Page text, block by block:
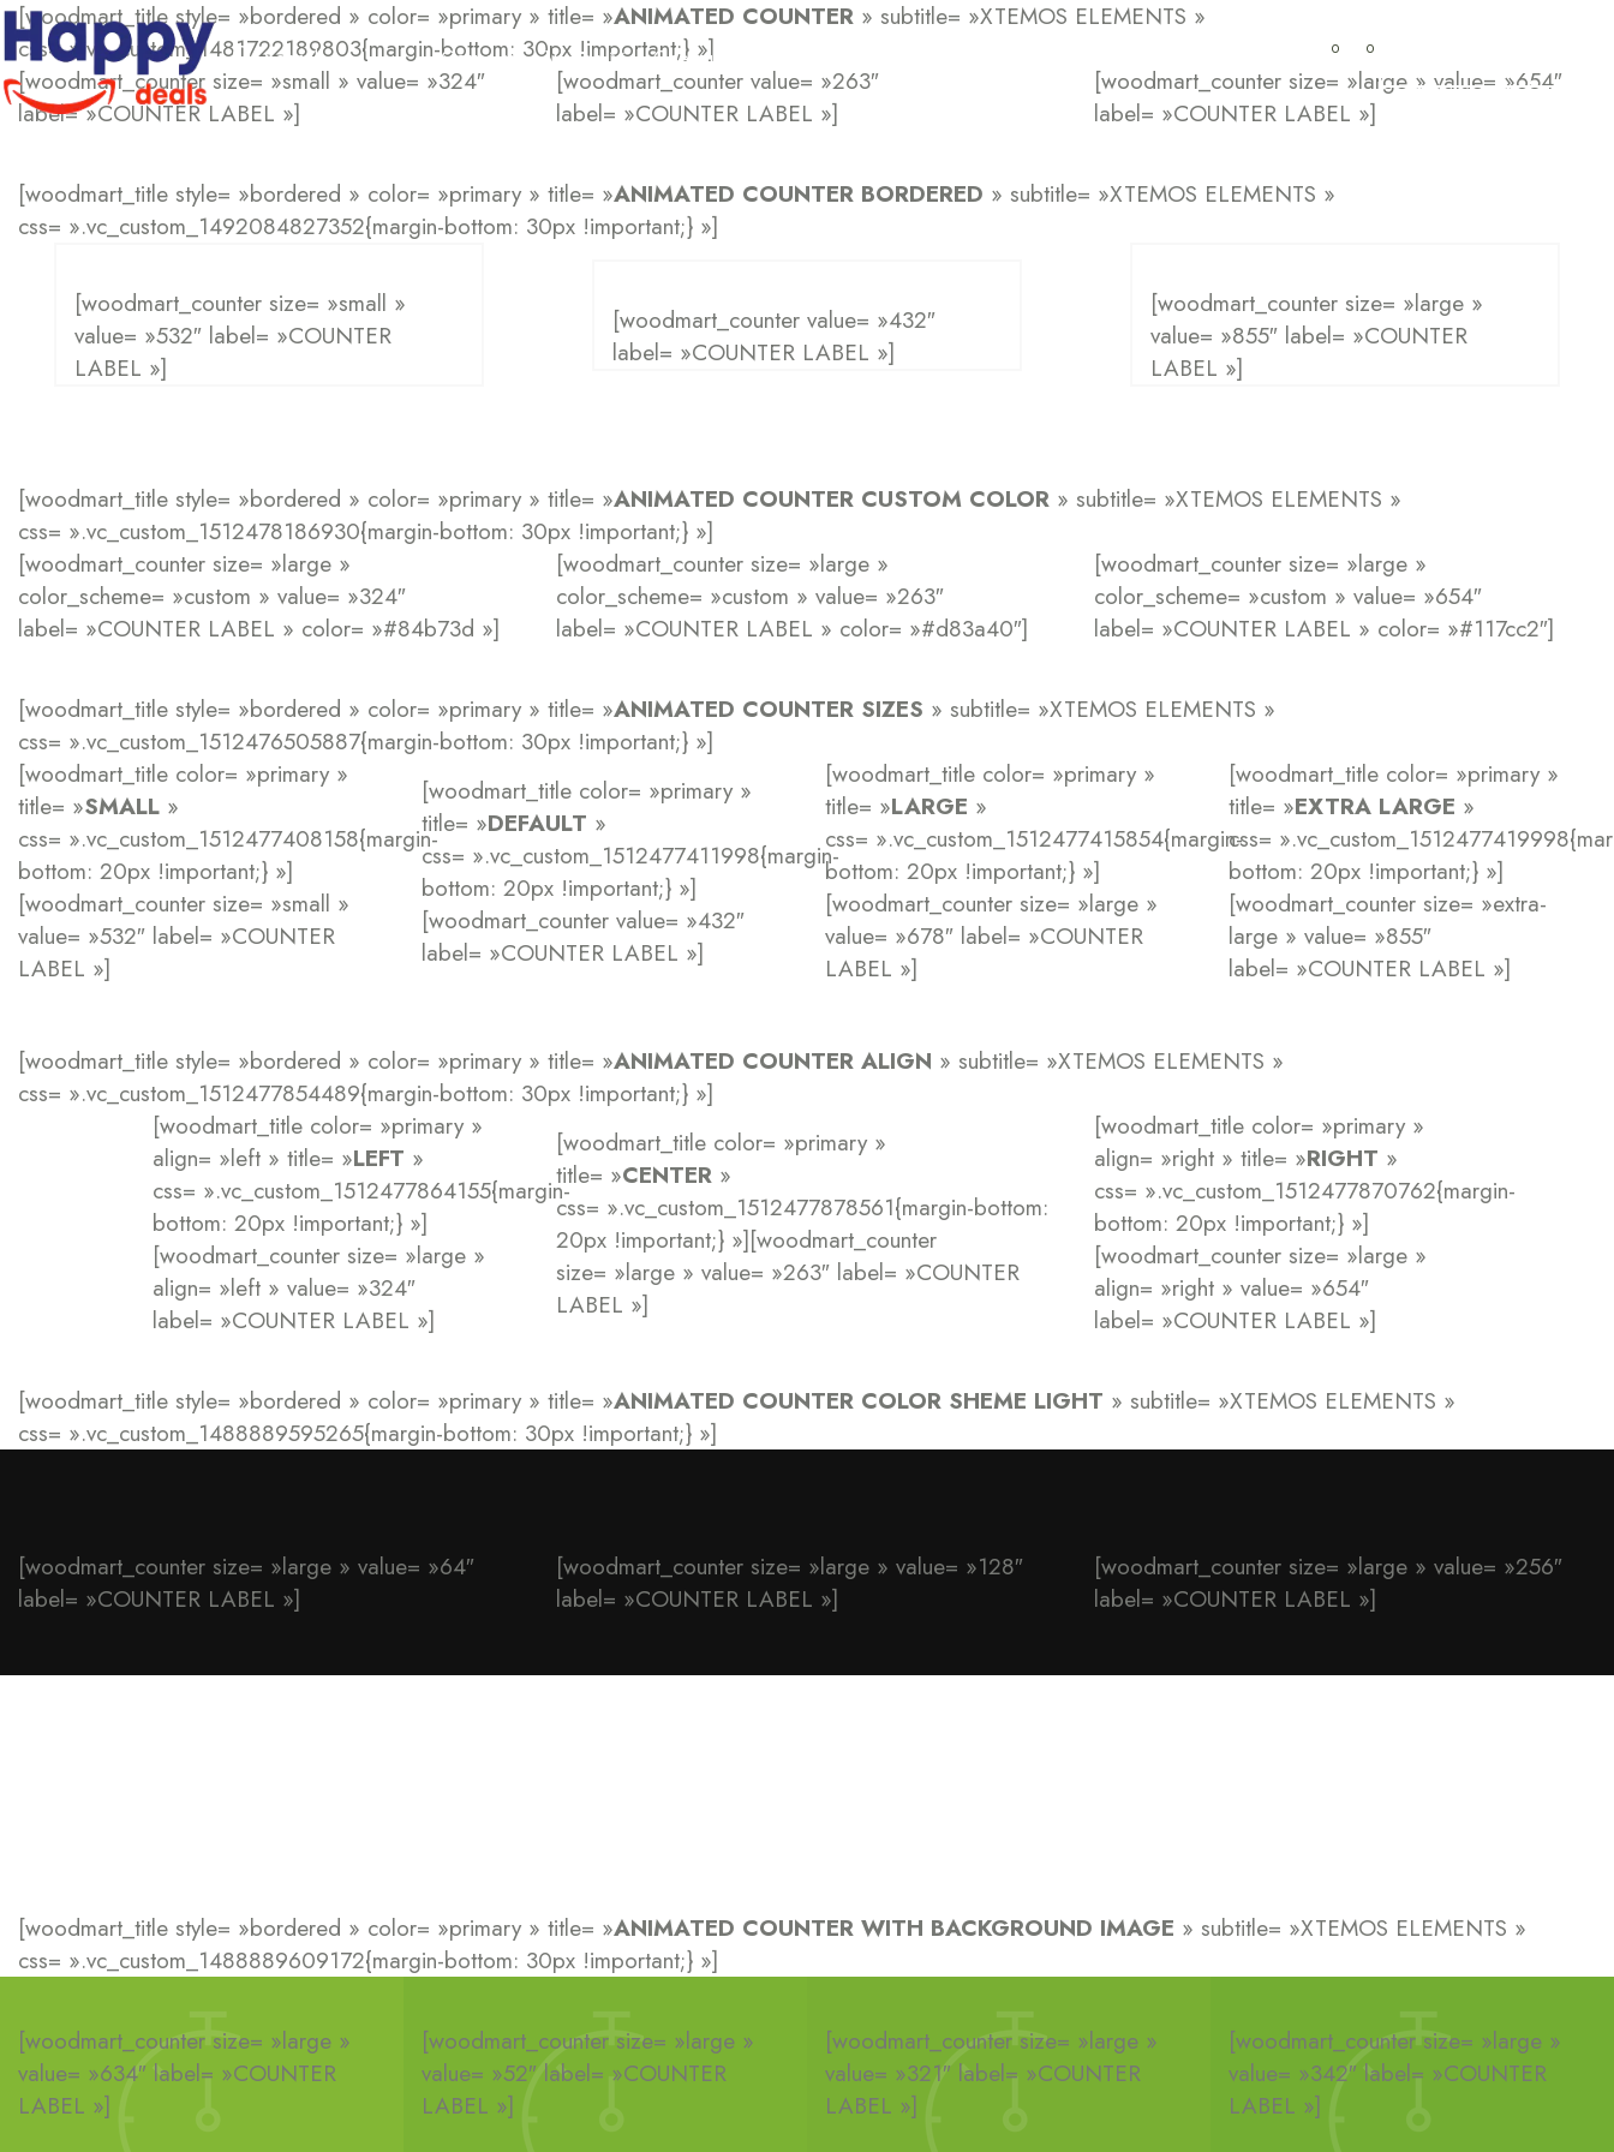
Search Corps Visage Cheveux 0 0
[woodmart_title style= »bordered » color= »primary » title= »ANIMATED COUNTER » subtitle= »XTEMOS ELEMENTS »
css= ».vc_custom_1481722189803{margin-bottom: 30px !important;} »]
[woodmart_counter size= »small » value= »324″
label= »COUNTER LABEL »]
[woodmart_counter value= »263″
label= »COUNTER LABEL »]
[woodmart_counter size= »large » value= »654″
label= »COUNTER LABEL »]
[woodmart_title style= »bordered » color= »primary » title= »ANIMATED COUNTER BORDERED » subtitle= »XTEMOS ELEMENTS »
css= ».vc_custom_1492084827352{margin-bottom: 30px !important;} »]
[woodmart_counter size= »small »
value= »532″ label= »COUNTER
LABEL »]
[woodmart_counter value= »432″
label= »COUNTER LABEL »]
[woodmart_counter size= »large »
value= »855″ label= »COUNTER
LABEL »]
[woodmart_title style= »bordered » color= »primary » title= »ANIMATED COUNTER CUSTOM COLOR » subtitle= »XTEMOS ELEMENTS »
css= ».vc_custom_1512478186930{margin-bottom: 30px !important;} »]
[woodmart_counter size= »large »
color_scheme= »custom » value= »324″
label= »COUNTER LABEL » color= »#84b73d »]
[woodmart_counter size= »large »
color_scheme= »custom » value= »263″
label= »COUNTER LABEL » color= »#d83a40″]
[woodmart_counter size= »large »
color_scheme= »custom » value= »654″
label= »COUNTER LABEL » color= »#117cc2″]
[woodmart_title style= »bordered » color= »primary » title= »ANIMATED COUNTER SIZES » subtitle= »XTEMOS ELEMENTS »
css= ».vc_custom_1512476505887{margin-bottom: 30px !important;} »]
[woodmart_title color= »primary »
title= »SMALL »
css= ».vc_custom_1512477408158{margin-
bottom: 20px !important;} »]
[woodmart_counter size= »small »
value= »532″ label= »COUNTER
LABEL »]
[woodmart_title color= »primary »
title= »DEFAULT »
css= ».vc_custom_1512477411998{margin-
bottom: 20px !important;} »]
[woodmart_counter value= »432″
label= »COUNTER LABEL »]
[woodmart_title color= »primary »
title= »LARGE »
css= ».vc_custom_1512477415854{margin-
bottom: 20px !important;} »]
[woodmart_counter size= »large »
value= »678″ label= »COUNTER
LABEL »]
[woodmart_title color= »primary »
title= »EXTRA LARGE »
css=
bottom: 20px !important;} »]
[woodmart_counter size= »extra-
large » value= »855″
label= »COUNTER LABEL »]
[woodmart_title style= »bordered » color= »primary » title= »ANIMATED COUNTER ALIGN » subtitle= »XTEMOS ELEMENTS »
css= ».vc_custom_1512477854489{margin-bottom: 30px !important;} »]
[woodmart_title color= »primary »
align= »left » title= »LEFT »
css= ».vc_custom_1512477864155{margin-
bottom: 20px !important;} »]
[woodmart_counter size= »large »
align= »left » value= »324″
label= »COUNTER LABEL »]
[woodmart_title color= »primary »
title= »CENTER »
css= ».vc_custom_1512477878561{margin-bottom:
20px !important;} »][woodmart_counter
size= »large » value= »263″ label= »COUNTER
LABEL »]
[woodmart_title color= »primary »
align= »right » title= »RIGHT »
css= ».vc_custom_1512477870762{margin-
bottom: 20px !important;} »]
[woodmart_counter size= »large »
align= »right » value= »654″
label= »COUNTER LABEL »]
[woodmart_title style= »bordered » color= »primary » title= »ANIMATED COUNTER COLOR SHEME LIGHT » subtitle= »XTEMOS ELEMENTS »
css= ».vc_custom_1488889595265{margin-bottom: 30px !important;} »]
[woodmart_counter size= »large » value= »64″
label= »COUNTER LABEL »]
[woodmart_counter size= »large » value= »128″
label= »COUNTER LABEL »]
[woodmart_counter size= »large » value= »256″
label= »COUNTER LABEL »]
[woodmart_title style= »bordered » color= »primary » title= »ANIMATED COUNTER WITH BACKGROUND IMAGE » subtitle= »XTEMOS ELEMENTS »
css= ».vc_custom_1488889609172{margin-bottom: 30px !important;} »]
[woodmart_counter size= »large »
value= »634″ label= »COUNTER
LABEL »]
[woodmart_counter size= »large »
value= »52″ label= »COUNTER
LABEL »]
[woodmart_counter size= »large »
value= »321″ label= »COUNTER
LABEL »]
[woodmart_counter size= »large »
value= »342″ label= »COUNTER
LABEL »]